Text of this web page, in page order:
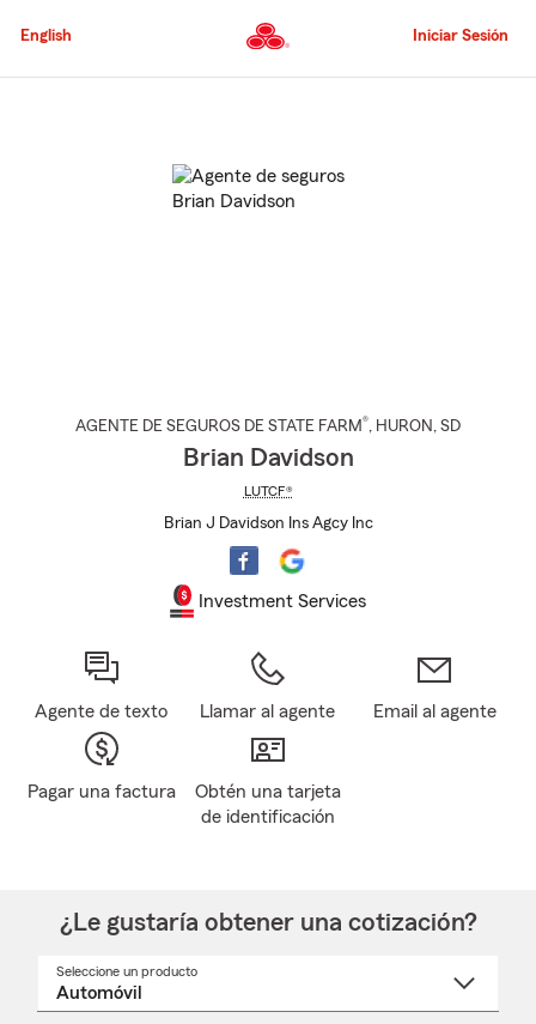
al
principal
English Iniciar Sesión
AGENTE DE SEGUROS DE STATE FARM®, HURON , SD
Brian Davidson
LUTCF®
Brian J Davidson Ins Agcy Inc
Investment Services
Agente de texto Llamar al agente Email al agente
Pagar una factura
Obtén una tarjeta
de identificación
¿Le gustaría obtener una cotización?
Seleccione un producto